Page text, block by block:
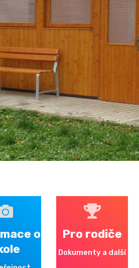
o
Pro rodiče
Dokumenty a další